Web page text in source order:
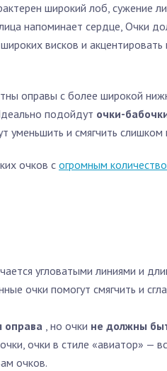
широкий лоб, сужение
напоминает сердце, Очки
висков и
оправы с более широкой
подойдут очки-
уменьшить и смягчить
очков с огромным
угловатыми линиями и
очки помогут смягчить и
оправа , но очки не должны
очки в стиле «авиатор» —
очков.